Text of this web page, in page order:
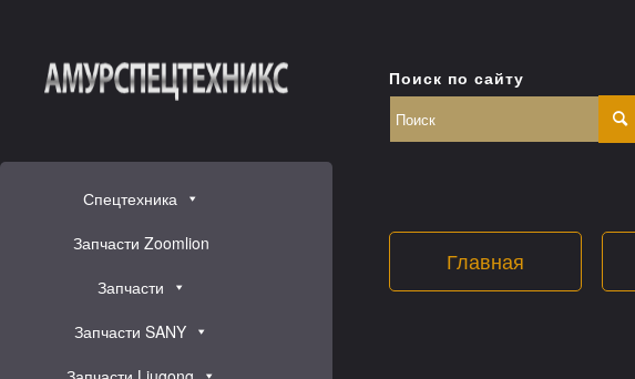
Спецтехника
Запчасти Zoomlion
Запчасти
Запчасти SANY
Поиск по сайту
Главная